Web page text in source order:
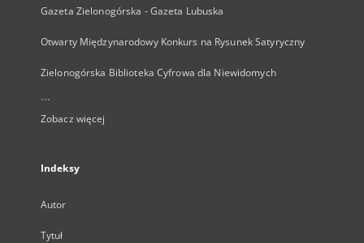
Gazeta Zielonogórska - Gazeta Lubuska
Otwarty Międzynarodowy Konkurs na Rysunek Satyryczny
Zielonogórska Biblioteka Cyfrowa dla Niewidomych
...
Zobacz więcej
Indeksy
Autor
Tytuł